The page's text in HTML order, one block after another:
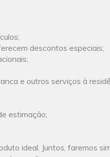
descontos especiais;
e outros serviços à
estimação;
ideal. Juntos, faremos